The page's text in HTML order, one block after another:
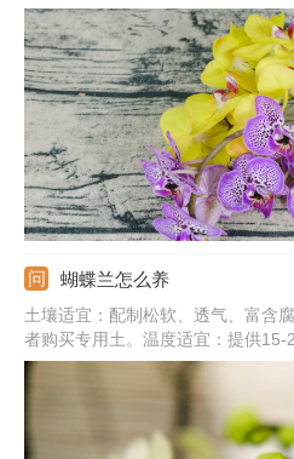
每隔1-2年换一次。修剪造型：花
在花败后及时将花梗剪掉。注意事
开花期间应保证充足的光照。
蝴蝶兰怎么养
土壤适宜：配制松软、透气、富含
者购买专用土。温度适宜：提供
好，冬季需放在室内。肥水充足：
水，还需喷洒水。此外，生长季还
充足：平时需放在光线明亮处，多